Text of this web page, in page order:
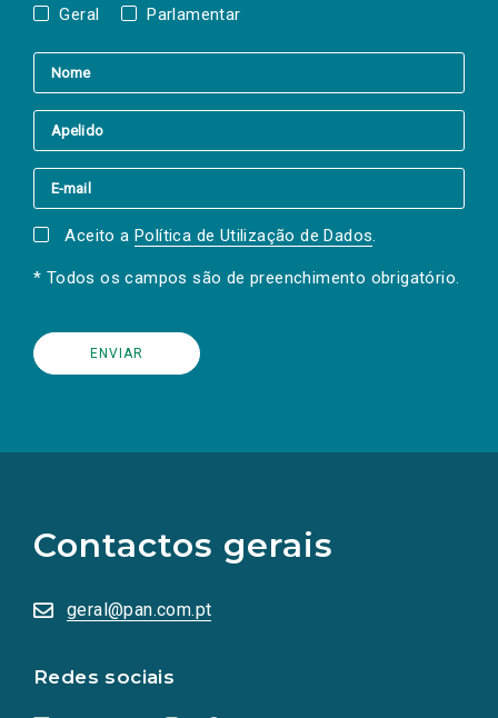
Geral Parlamentar
Aceito a Política de Utilização de Dados.
* Todos os campos são de preenchimento obrigatório.
Contactos gerais
geral@pan.com.pt
Redes sociais
redes
sociais
numa
nova